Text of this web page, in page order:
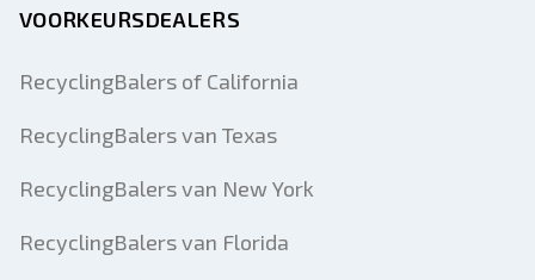
VOORKEURSDEALERS
RecyclingBalers of California
RecyclingBalers van Texas
RecyclingBalers van New York
RecyclingBalers van Florida